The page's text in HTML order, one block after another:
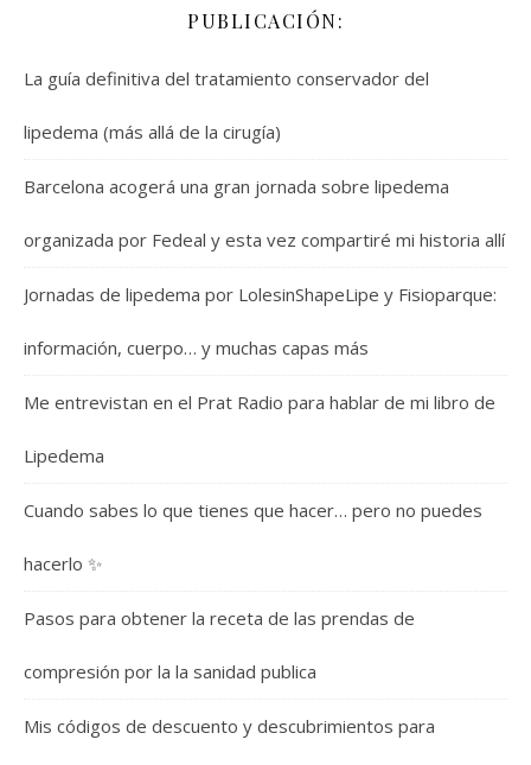
PUBLICACIÓN:
La guía definitiva del tratamiento conservador del
lipedema (más allá de la cirugía)
Barcelona acogerá una gran jornada sobre lipedema
organizada por Fedeal y esta vez compartiré mi historia allí
Jornadas de lipedema por LolesinShapeLipe y Fisioparque:
información, cuerpo… y muchas capas más
Me entrevistan en el Prat Radio para hablar de mi libro de
Lipedema
Cuando sabes lo que tienes que hacer… pero no puedes
hacerlo ✨
Pasos para obtener la receta de las prendas de
compresión por la la sanidad publica
Mis códigos de descuento y descubrimientos para